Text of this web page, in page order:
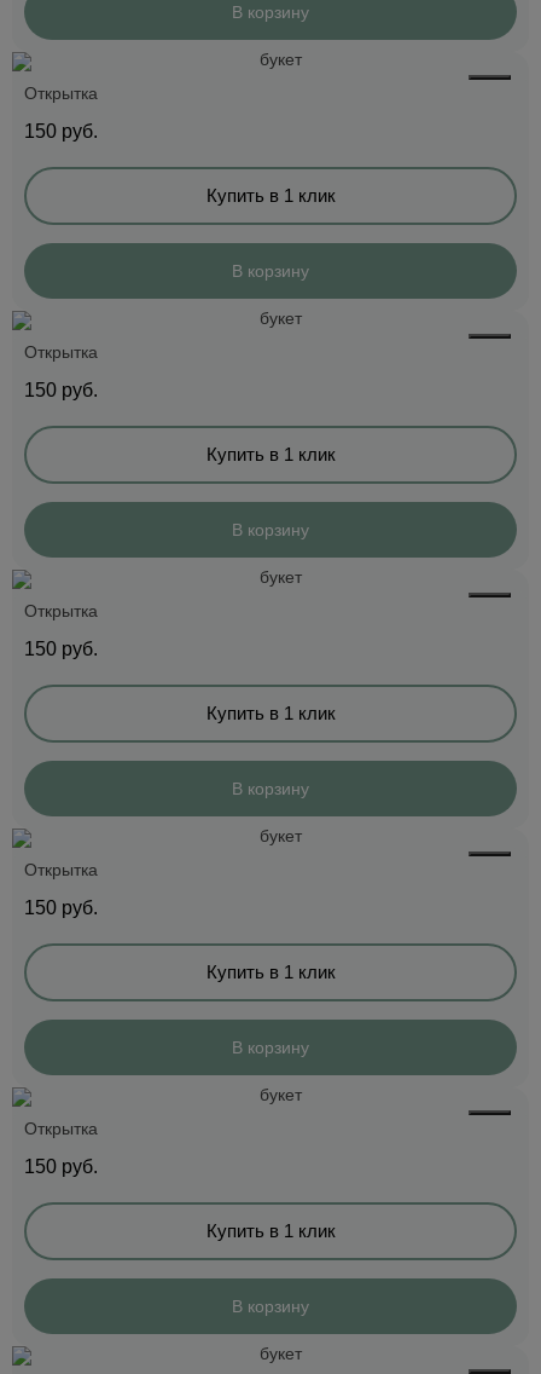
В корзину
Открытка
150 руб.
Купить в 1 клик
В корзину
Открытка
150 руб.
Купить в 1 клик
В корзину
Открытка
150 руб.
Купить в 1 клик
В корзину
Открытка
150 руб.
Купить в 1 клик
В корзину
Открытка
150 руб.
Купить в 1 клик
В корзину